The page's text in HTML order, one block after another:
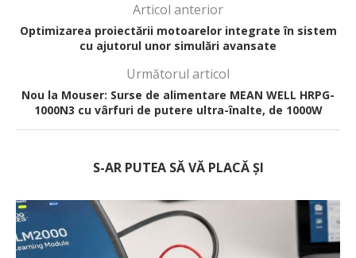
Articol anterior
Optimizarea proiectării motoarelor integrate în sistem
cu ajutorul unor simulări avansate
Următorul articol
Nou la Mouser: Surse de alimentare MEAN WELL HRPG-
1000N3 cu vârfuri de putere ultra-înalte, de 1000W
S-AR PUTEA SĂ VĂ PLACĂ ȘI